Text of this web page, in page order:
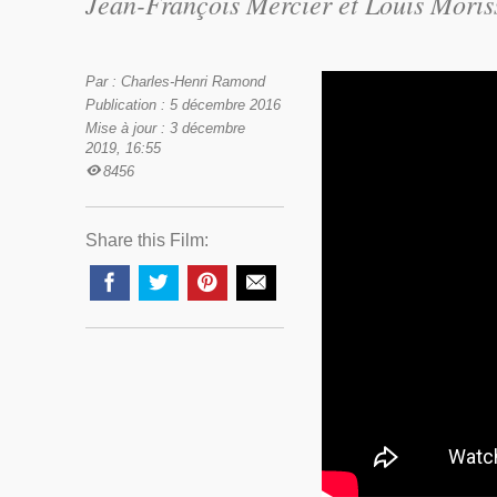
Par : Charles-Henri Ramond
Publication : 5 décembre 2016
Mise à jour : 3 décembre
2019, 16:55
8456
Share this Film: